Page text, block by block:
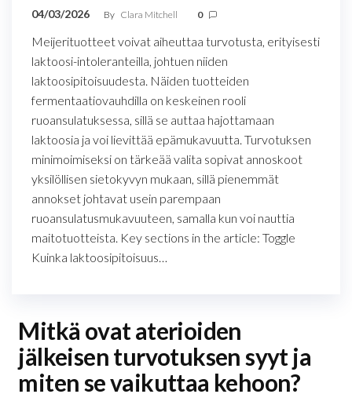
04/03/2026 By Clara Mitchell 0
Meijerituotteet voivat aiheuttaa turvotusta, erityisesti
laktoosi-intoleranteilla, johtuen niiden
laktoosipitoisuudesta. Näiden tuotteiden
fermentaatiovauhdilla on keskeinen rooli
ruoansulatuksessa, sillä se auttaa hajottamaan
laktoosia ja voi lievittää epämukavuutta. Turvotuksen
minimoimiseksi on tärkeää valita sopivat annoskoot
yksilöllisen sietokyvyn mukaan, sillä pienemmät
annokset johtavat usein parempaan
ruoansulatusmukavuuteen, samalla kun voi nauttia
maitotuotteista. Key sections in the article: Toggle
Kuinka laktoosipitoisuus…
Mitkä ovat aterioiden
jälkeisen turvotuksen syyt ja
miten se vaikuttaa kehoon?